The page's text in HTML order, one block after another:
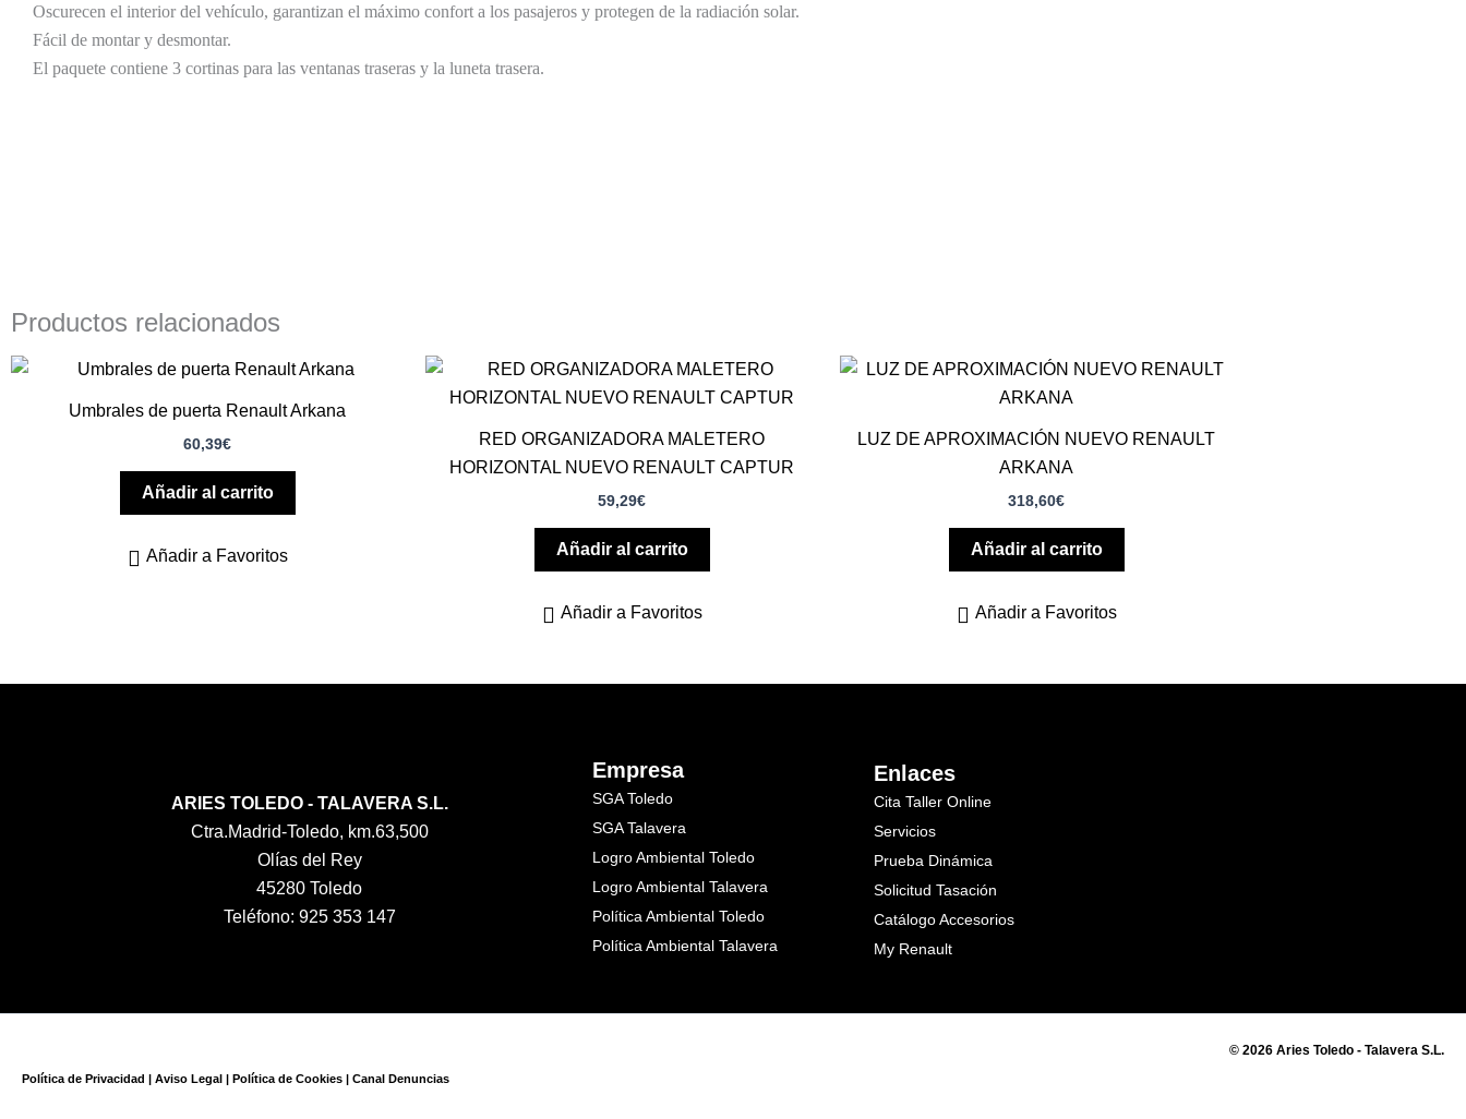
Oscurecen el interior del vehículo, garantizan el máximo confort a los pasajeros y protegen de la radiación solar.
Fácil de montar y desmontar.
El paquete contiene 3 cortinas para las ventanas traseras y la luneta trasera.
Productos relacionados
Umbrales de puerta Renault Arkana
60,39€
Añadir al carrito
Añadir a Favoritos
RED ORGANIZADORA MALETERO
HORIZONTAL NUEVO RENAULT CAPTUR
59,29€
Añadir al carrito
Añadir a Favoritos
LUZ DE APROXIMACIÓN NUEVO RENAULT
ARKANA
318,60€
Añadir al carrito
Añadir a Favoritos
ARIES TOLEDO - TALAVERA S.L.
Ctra.Madrid-Toledo, km.63,500
Olías del Rey
45280 Toledo
Teléfono: 925 353 147
Empresa
SGA Toledo
SGA Talavera
Logro Ambiental Toledo
Logro Ambiental Talavera
Política Ambiental Toledo
Política Ambiental Talavera
Enlaces
Cita Taller Online
Servicios
Prueba Dinámica
Solicitud Tasación
Catálogo Accesorios
My Renault
Política de Privacidad | Aviso Legal | Política de Cookies | Canal Denuncias
© 2026 Aries Toledo - Talavera S.L.